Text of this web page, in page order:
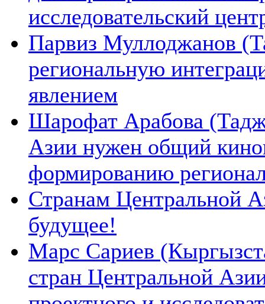
исследовательский
Парвиз Муллоджанов
региональную
явлением
Шарофат Арабова
Азии нужен общий
формированию
Странам Центральной
будущее!
Марс Сариев
стран Центральной